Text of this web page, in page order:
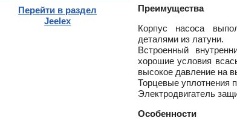
Преимущества
Корпус насоса
деталями из латуни.
Встроенный
хорошие условия
высокое давление на
Торцевые уплотнения
Электродвигатель
Особенности
Перейти в раздел
Jeelex